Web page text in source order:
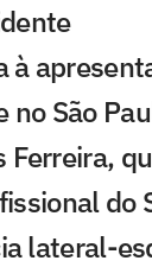
à
no São
Ferreira,
do
lateral-